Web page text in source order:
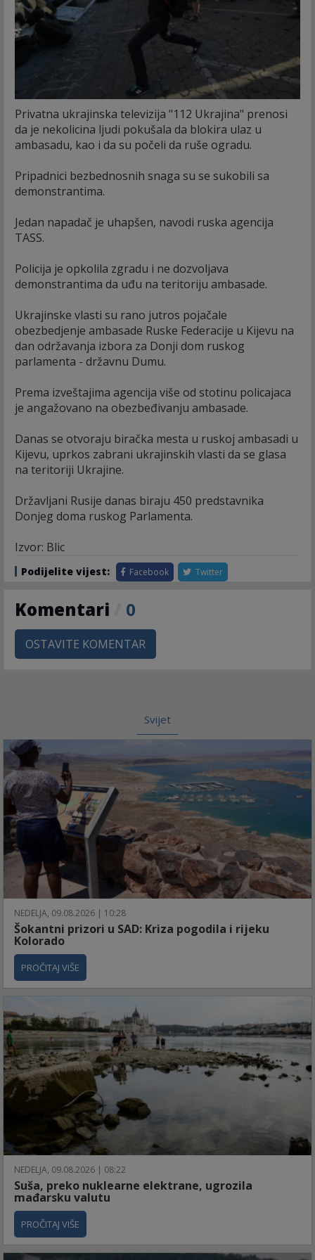
Privatna ukrajinska televizija "112 Ukrajina" prenosi
da je nekolicina ljudi pokušala da blokira ulaz u
ambasadu, kao i da su počeli da ruše ogradu.
Pripadnici bezbednosnih snaga su se sukobili sa
demonstrantima.
Jedan napadač je uhapšen, navodi ruska agencija
TASS.
Policija je opkolila zgradu i ne dozvoljava
demonstrantima da uđu na teritoriju ambasade.
Ukrajinske vlasti su rano jutros pojačale
obezbedjenje ambasade Ruske Federacije u Kijevu na
dan održavanja izbora za Donji dom ruskog
parlamenta - državnu Dumu.
Prema izveštajima agencija više od stotinu policajaca
je angažovano na obezbeđivanju ambasade.
Danas se otvoraju biračka mesta u ruskoj ambasadi u
Kijevu, uprkos zabrani ukrajinskih vlasti da se glasa
na teritoriji Ukrajine.
Državljani Rusije danas biraju 450 predstavnika
Donjeg doma ruskog Parlamenta.
Izvor: Blic
Podijelite vijest: Facebook Twitter
Komentari 0
OSTAVITE KOMENTAR
Svijet
NEDELJA, 09.08.2026 | 10:28
Šokantni prizori u SAD: Kriza pogodila i rijeku
Kolorado
PROČITAJ VIŠE
NEDELJA, 09.08.2026 | 08:22
Suša, preko nuklearne elektrane, ugrozila
mađarsku valutu
PROČITAJ VIŠE